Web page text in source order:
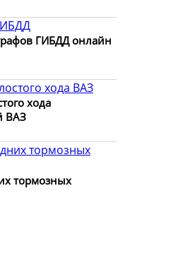
ГИБДД онлайн
хода
ВАЗ
тормозных